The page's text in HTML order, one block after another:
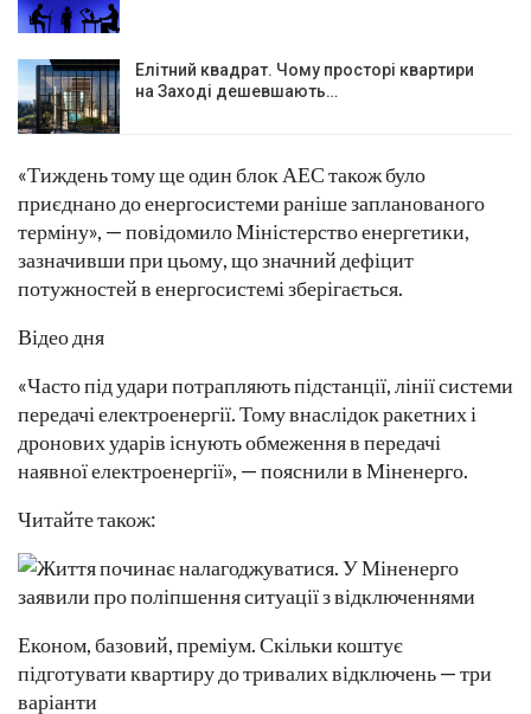
Елітний квадрат. Чому просторі квартири
на Заході дешевшають…
«Тиждень тому ще один блок АЕС також було
приєднано до енергосистеми раніше запланованого
терміну», — повідомило Міністерство енергетики,
зазначивши при цьому, що значний дефіцит
потужностей в енергосистемі зберігається.
Відео дня
«Часто під удари потрапляють підстанції, лінії системи
передачі електроенергії. Тому внаслідок ракетних і
дронових ударів існують обмеження в передачі
наявної електроенергії», — пояснили в Міненерго.
Читайте також:
Економ, базовий, преміум. Скільки коштує
підготувати квартиру до тривалих відключень — три
варіанти